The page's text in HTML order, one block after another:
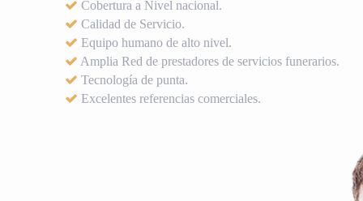
Cobertura a Nivel nacional.
Calidad de Servicio.
Equipo humano de alto nivel.
Amplia Red de prestadores de servicios funerarios.
Tecnología de punta.
Excelentes referencias comerciales.